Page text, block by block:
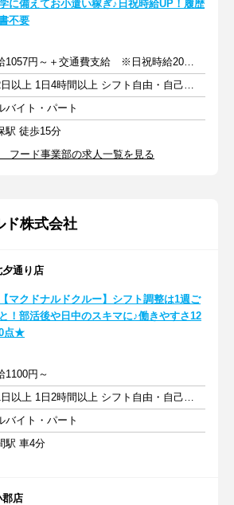
に備えてお小遣い稼ぎ♪日祝時給UP！履歴
不要
時給1057円～＋交通費支給 ※日祝時給20円アップ
週2日以上 1日4時間以上 シフト自由・自己申告
バイト・パート
駅 徒歩15分
フード事業部の求人一覧を見る
ド株式会社
通り店
【マクドナルドクルー】シフト調整は1週ご
と！部活後や日中のスキマに♪働きやすさ12
点★
1100円～
週1日以上 1日2時間以上 シフト自由・自己申告
バイト・パート
駅 車4分
郡店